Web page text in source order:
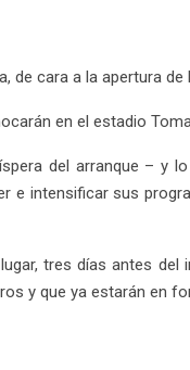
cara a la apertura
en el estadio
del arranque – y
e intensificar sus
tres días antes
y que ya estarán en